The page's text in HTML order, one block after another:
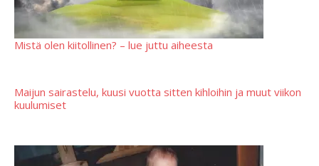
Mistä olen kiitollinen? – lue juttu aiheesta
Maijun sairastelu, kuusi vuotta sitten kihloihin ja muut viikon
kuulumiset